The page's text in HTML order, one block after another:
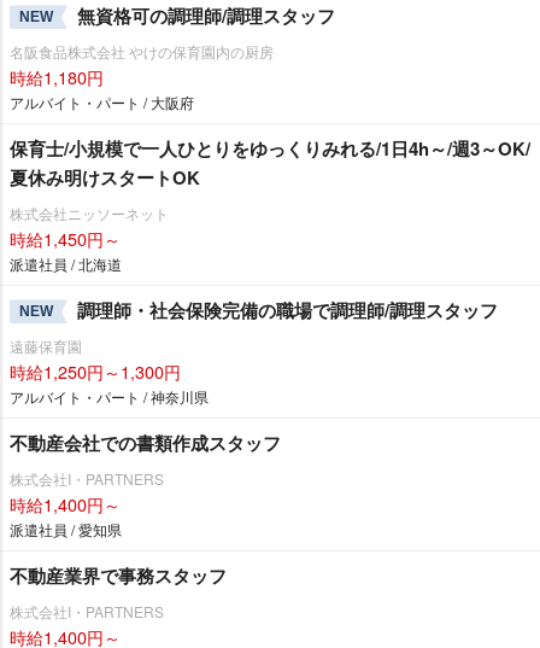
NEW 無資格可の調理師/調理スタッフ
名阪食品株式会社 やけの保育園内の厨房
時給1,180円
アルバイト・パート / 大阪府
保育士/小規模で一人ひとりをゆっくりみれる/1日4h～/週3～OK/
夏休み明けスタートOK
株式会社ニッソーネット
時給1,450円～
派遣社員 / 北海道
NEW 調理師・社会保険完備の職場で調理師/調理スタッフ
遠藤保育園
時給1,250円～1,300円
アルバイト・パート / 神奈川県
不動産会社での書類作成スタッフ
株式会社I・PARTNERS
時給1,400円～
派遣社員 / 愛知県
不動産業界で事務スタッフ
株式会社I・PARTNERS
時給1,400円～